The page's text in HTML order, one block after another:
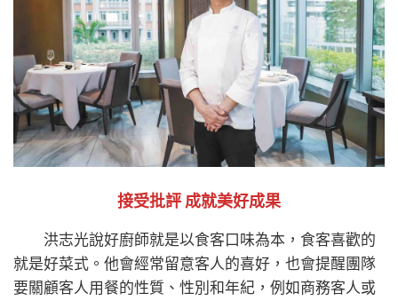
接受批評 成就美好成果
洪志光說好廚師就是以食客口味為本，食客喜歡的
就是好菜式。他會經常留意客人的喜好，也會提醒團隊
要關顧客人用餐的性質、性別和年紀，例如商務客人或